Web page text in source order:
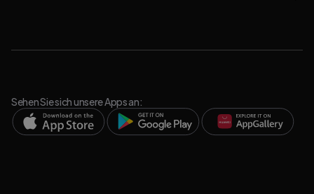
Sehen Sie sich unsere Apps an: